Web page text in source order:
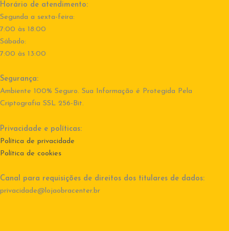
Horário de atendimento:
Segunda a sexta-feira:
7:00 às 18:00
Sábado:
7:00 às 13:00
Segurança:
Ambiente 100% Seguro. Sua Informação é Protegida Pela
Criptografia SSL 256-Bit.
Privacidade e políticas:
Política de privacidade
Política de cookies
Canal para requisições de direitos dos titulares de dados:
privacidade@lojaobracenter.br